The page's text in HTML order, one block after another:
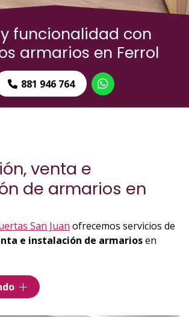
y funcionalidad con
armarios en Ferrol
881 946 764
venta e
de armarios en
San Juan ofrecemos servicios de
e instalación de armariosen
a medida
de forma óptima y hacer tu